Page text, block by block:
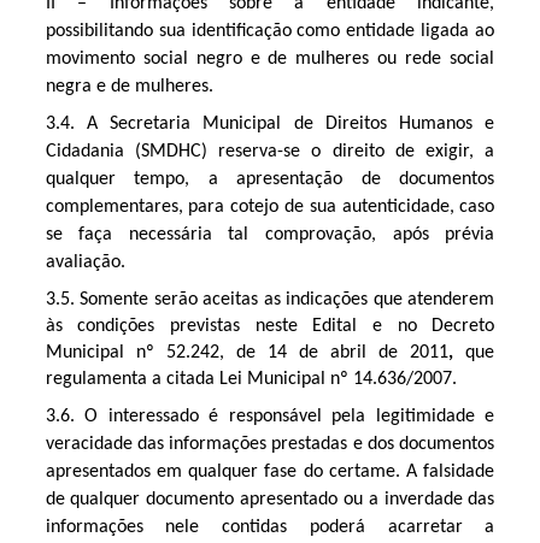
possibilitando sua identificação como entidade ligada ao
movimento social negro e de mulheres ou rede social
negra e de mulheres.
3.4. A Secretaria Municipal de Direitos Humanos e
Cidadania (SMDHC) reserva-se o direito de exigir, a
qualquer tempo, a apresentação de documentos
complementares, para cotejo de sua autenticidade, caso
se faça necessária tal comprovação, após prévia
avaliação.
3.5. Somente serão aceitas as indicações que atenderem
às condições previstas neste Edital e no Decreto
Municipal nº 52.242, de 14 de abril de 2011,que
regulamenta a citada Lei Municipal nº 14.636/2007.
3.6. O interessado é responsável pela legitimidade e
veracidade das informações prestadas e dos documentos
apresentados em qualquer fase do certame. A falsidade
de qualquer documento apresentado ou a inverdade das
informações nele contidas poderá acarretar a